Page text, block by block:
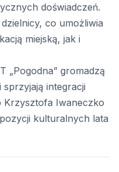
doświadczeń.
co umożliwia
miejską, jak i
„Pogodna” gromadzą
integracji
Krzysztofa Iwaneczko
kulturalnych lata